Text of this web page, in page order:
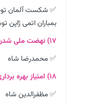
✅ شکست آلمان
بمباران اتمی ژاپن
۱۷) نهضت ملی شدن نفت در دوره چه کسی بود؟
✅ محمدرضا شاه
۱۸) امتیاز بهره برداری از منابع نفت ایران در زمان چه کسی به انگلیسی ها داده شده بود؟
✅ مظفرالدین شاه